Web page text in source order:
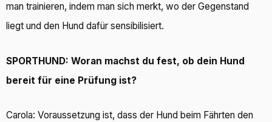
man trainieren, indem man sich merkt, wo der Gegenstand
liegt und den Hund dafür sensibilisiert.
SPORTHUND: Woran machst du fest, ob dein Hund
bereit für eine Prüfung ist?
Carola: Voraussetzung ist, dass der Hund beim Fährten den